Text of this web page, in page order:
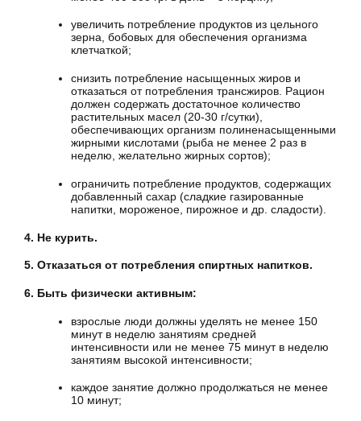
увеличить потребление продуктов из цельного
зерна, бобовых для обеспечения организма
клетчаткой;
снизить потребление насыщенных жиров и
отказаться от потребления трансжиров. Рацион
должен содержать достаточное количество
растительных масел (20-30 г/сутки),
обеспечивающих организм полиненасыщенными
жирными кислотами (рыба не менее 2 раз в
неделю, желательно жирных сортов);
ограничить потребление продуктов, содержащих
добавленный сахар (сладкие газированные
напитки, мороженое, пирожное и др. сладости).
4. Не курить.
5. Отказаться от потребления спиртных напитков.
6. Быть физически активным:
взрослые люди должны уделять не менее 150
минут в неделю занятиям средней
интенсивности или не менее 75 минут в неделю
занятиям высокой интенсивности;
каждое занятие должно продолжаться не менее
10 минут;